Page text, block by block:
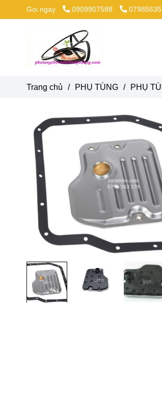
Gọi ngay 0909907588
Trang chủ / PHỤ TÙNG / PHỤ